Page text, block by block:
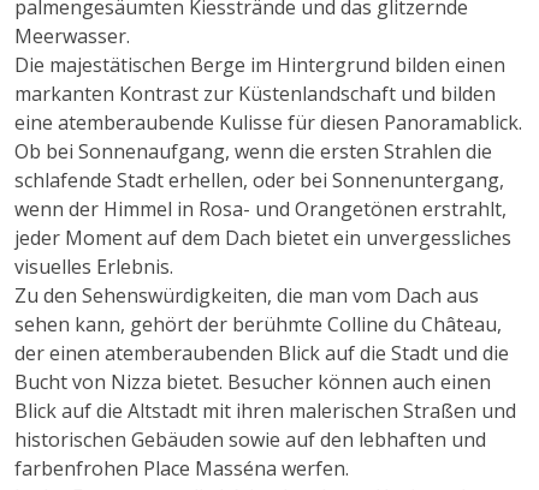
palmengesäumten Kiesstrände und das glitzernde
Meerwasser.
Die majestätischen Berge im Hintergrund bilden einen
markanten Kontrast zur Küstenlandschaft und bilden
eine atemberaubende Kulisse für diesen Panoramablick.
Ob bei Sonnenaufgang, wenn die ersten Strahlen die
schlafende Stadt erhellen, oder bei Sonnenuntergang,
wenn der Himmel in Rosa- und Orangetönen erstrahlt,
jeder Moment auf dem Dach bietet ein unvergessliches
visuelles Erlebnis.
Zu den Sehenswürdigkeiten, die man vom Dach aus
sehen kann, gehört der berühmte Colline du Château,
der einen atemberaubenden Blick auf die Stadt und die
Bucht von Nizza bietet. Besucher können auch einen
Blick auf die Altstadt mit ihren malerischen Straßen und
historischen Gebäuden sowie auf den lebhaften und
farbenfrohen Place Masséna werfen.